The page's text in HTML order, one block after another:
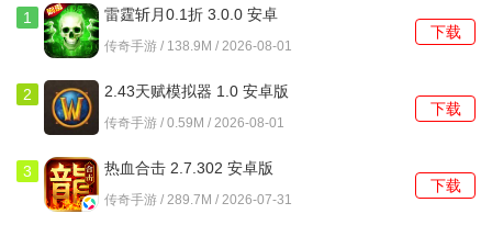
摆摊交易
操作方法：玩家到达游戏中的指定摆摊区域，如比奇城的摆
摊区，点击摆摊按钮，打开摆摊界面。将想要出售的物品、
道具或资源拖放到摆摊界面中，设置好价格和数量等信息
后，就可以开始摆摊。其他玩家可以在摆摊区域浏览各个摊
位，选择购买自己需要的物品。
适用场景：适合批量出售物品或资源，比如出售大量的材
1
雷霆斩月0.1折 3.0.0 安卓
版
传奇手游 / 138.9M / 2026-08-01
下载
2 2.43天赋模拟器 1.0 安卓版
传奇手游 / 0.59M / 2026-08-01
下载
3 热血合击 2.7.302 安卓版
传奇手游 / 289.7M / 2026-07-31
下载